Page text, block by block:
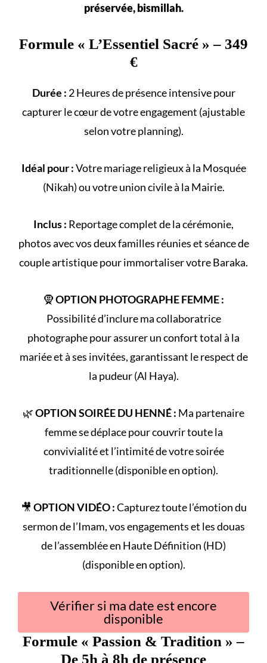
préservée, bismillah.
Formule « L’Essentiel Sacré » – 349
€
Durée : 2 Heures de présence intensive pour
capturer le cœur de votre engagement (ajustable
selon votreplanning).
Idéal pour :Votremariage religieuxà la Mosquée
(Nikah) ou votreunion civileà la Mairie.
Inclus : Reportage complet de lacérémonie,
photos avec vos deux familles réunies et séance de
couple artistique pour immortaliser votre Baraka.
🧕OPTION PHOTOGRAPHE FEMME :
Possibilité d’inclure ma collaboratrice
photographe pour assurer un confort total à la
mariée et à ses invitées, garantissant le respect de
la pudeur (Al Haya).
🌿OPTION SOIRÉE DU HENNÉ : Ma partenaire
femme se déplace pour couvrir toute la
convivialité et l’intimité de votresoirée
traditionnelle(disponible en option).
🎥 OPTION VIDÉO :Capturez toute l’émotion du
sermon de l’Imam, vos engagements et les douas
de l’assemblée en Haute Définition (HD)
(disponible en option).
Vérifier si ma date est encore
disponible
Formule « Passion & Tradition » –
De 5h à 8h de présence